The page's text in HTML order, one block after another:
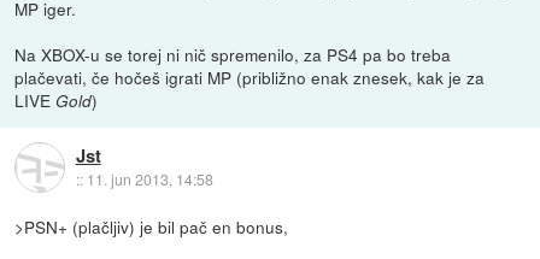
MP iger.
Na XBOX-u se torej ni nič spremenilo, za PS4 pa bo treba
plačevati, če hočeš igrati MP (približno enak znesek, kak je za
LIVEGold)
Jst
:: 11. jun 2013, 14:58
>PSN+ (plačljiv) je bil pač en bonus,